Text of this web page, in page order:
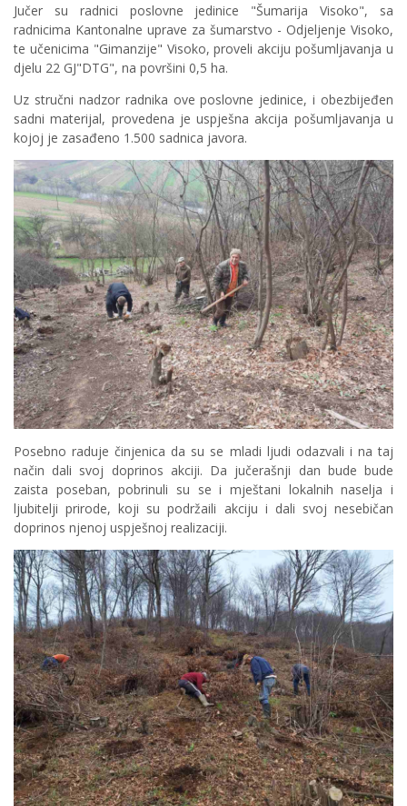
Jučer su radnici poslovne jedinice "Šumarija Visoko", sa
radnicima Kantonalne uprave za šumarstvo - Odjeljenje Visoko,
te učenicima "Gimanzije" Visoko, proveli akciju pošumljavanja u
djelu 22 GJ"DTG", na površini 0,5 ha.
Uz stručni nadzor radnika ove poslovne jedinice, i obezbijeđen
sadni materijal, provedena je uspješna akcija pošumljavanja u
kojoj je zasađeno 1.500 sadnica javora.
Posebno raduje činjenica da su se mladi ljudi odazvali i na taj
način dali svoj doprinos akciji. Da jučerašnji dan bude bude
zaista poseban, pobrinuli su se i mještani lokalnih naselja i
ljubitelji prirode, koji su podržaili akciju i dali svoj nesebičan
doprinos njenoj uspješnoj realizaciji.